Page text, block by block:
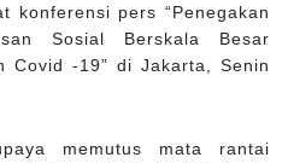
konferensi pers “Penegakan
Sosial Berskala Besar
Covid -19” di Jakarta, Senin
memutus mata rantai